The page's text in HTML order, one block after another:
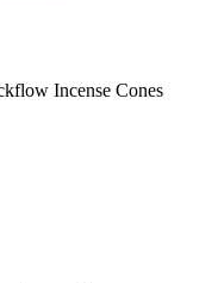
Incense Cones